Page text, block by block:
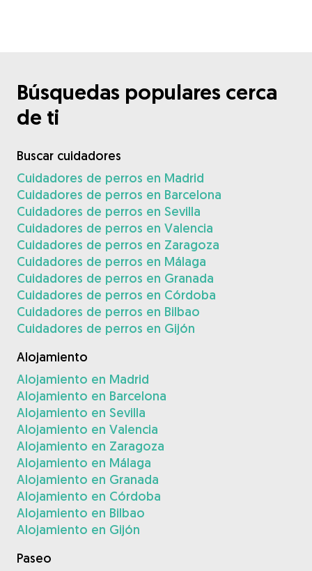
Búsquedas populares cerca
de ti
Buscar cuidadores
Cuidadores de perros en Madrid
Cuidadores de perros en Barcelona
Cuidadores de perros en Sevilla
Cuidadores de perros en Valencia
Cuidadores de perros en Zaragoza
Cuidadores de perros en Málaga
Cuidadores de perros en Granada
Cuidadores de perros en Córdoba
Cuidadores de perros en Bilbao
Cuidadores de perros en Gijón
Alojamiento
Alojamiento en Madrid
Alojamiento en Barcelona
Alojamiento en Sevilla
Alojamiento en Valencia
Alojamiento en Zaragoza
Alojamiento en Málaga
Alojamiento en Granada
Alojamiento en Córdoba
Alojamiento en Bilbao
Alojamiento en Gijón
Paseo